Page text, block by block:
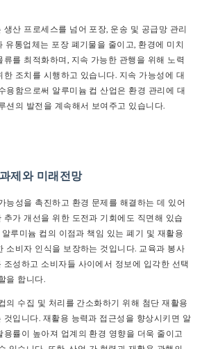
산 프로세스를 넘어 포장, 운송 및 공급망 관리
유통업체는 포장 폐기물을 줄이고, 환경에 미치
를 최적화하며, 지속 가능한 관행을 위해 노력
조치를 시행하고 있습니다. 지속 가능성에 대
용함으로써 알루미늄 컵 산업은 환경 관리에 대
션의 발전을 계속해서 보여주고 있습니다.
제와 미래전망
능성을 촉진하고 환경 문제를 해결하는 데 있어
가 개선을 위한 도전과 기회에도 직면해 있습
루미늄 컵의 이점과 책임 있는 폐기 및 재활용
소비자 인식을 보장하는 것입니다. 교육과 봉사
조성하고 소비자들 사이에서 정보에 입각한 선택
을 합니다.
의 수집 및 처리를 간소화하기 위해 첨단 재활용
것입니다. 재활용 능력과 접근성을 향상시키면 알
용률이 높아져 업계의 환경 영향을 더욱 줄이고